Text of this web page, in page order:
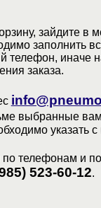
зайдите в
заполнить
телефон, иначе
заказа.
выбранные
указать с
телефонам и
523-60-12.